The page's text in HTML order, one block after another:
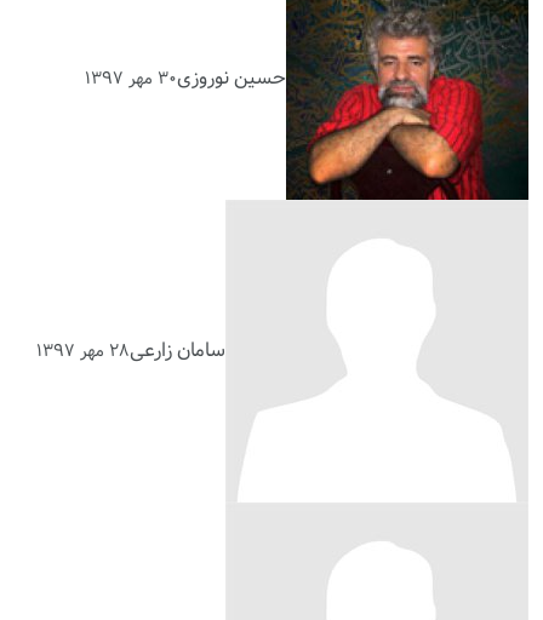
حسین نوروزی۳۰ مهر ۱۳۹۷
سامان زارعی۲۸ مهر ۱۳۹۷